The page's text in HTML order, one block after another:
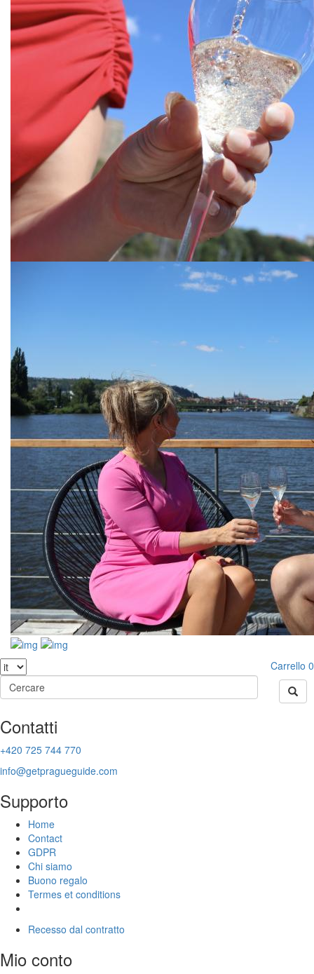
Carrello 0
Contatti
+420 725 744 770
info@getpragueguide.com
Supporto
Home
Contact
GDPR
Chi siamo
Buono regalo
Termes et conditions
Recesso dal contratto
Mio conto